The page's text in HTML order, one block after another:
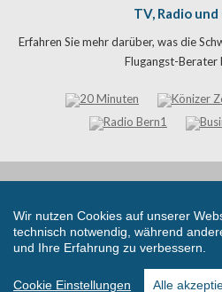
TV, Radio und
Erfahren Sie mehr darüber, was die
Flugangst-Berater
Rights Reserved |Impressum|
Einstellungen
Wir nutzen Cookies auf unserer
technisch notwendig, während
und Ihre Erfahrung zu verbessern.
Cookie Einstellungen Alle